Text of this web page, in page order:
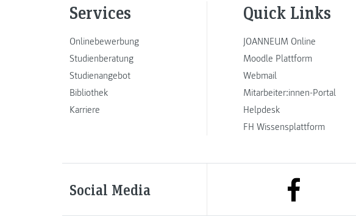
Services
Onlinebewerbung
Studienberatung
Studienangebot
Bibliothek
Karriere
Quick Links
JOANNEUM Online
Moodle Plattform
Webmail
Mitarbeiter:innen-Portal
Helpdesk
FH Wissensplattform
Social Media link to facebook